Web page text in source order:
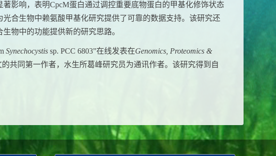
著影响，表明CpcM蛋白通过调控重要底物蛋白的甲基化修饰状态
合生物中赖氨酸甲基化研究提供了可靠的数据支持。该研究还
物中的功能提供新的研究思路。
Synechocystis sp. PCC 6803”在线发表在Genomics, Proteomics &
共同第一作者，水生所葛峰研究员为通讯作者。该研究得到自